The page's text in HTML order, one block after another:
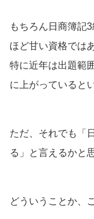
もちろん日商簿記
ほど甘い資格では
特に近年は出題範
に上がっていると
ただ、それでも「
る」と言えるかと
どういうことか、